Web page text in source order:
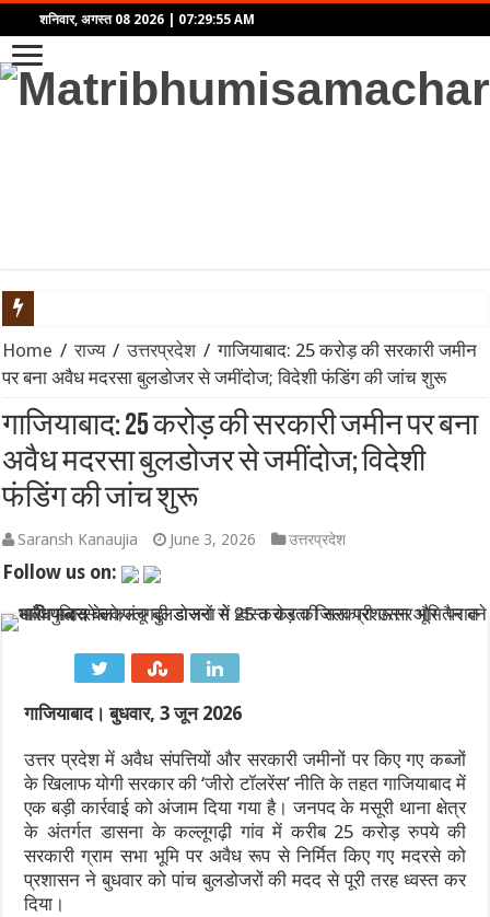
शनिवार, अगस्त 08 2026 07:29:55 AM
UPI MDR Rules Update: क्या PhonePe, GPay और Paytm से पैसे
भारत-बांग्लादेश क्रिकेट सीरीज 2026 पर फिर मंडराए काले बादल: क्या
AFG vs IRE 2nd ODI: राशिद खान का फिरकी का जादू,
उत्तर प्रदेश सहित देशभर में फिर सक्रिय हुआ मानसून: कानपुर में 9 अगस्त
LEAP India IPO: ₹2,480 करोड़ का आईपीओ खुला, KKR समर्थित
SGB 2020-21 Series-XI: समय से पहले भुनाने (Premature
प्रहार: द उज्ज्वल निकम स्टोरी – कसाब केस से लेकर कोर्टरूम ड्रामे तक,
भारत का Model BIT: विदेशी निवेश सुरक्षा और नीतिगत स्वायत्तता के
भारत-चीन सीमा वार्ता 2026: LAC पर शांति और कूटनीतिक संवाद का
कच्चे तेल की चमक और डॉलर के दबाव के बीच मैदान में उतरा RBI: जानिए
Home / राज्य / उत्तरप्रदेश / गाजियाबाद: 25 करोड़ की सरकारी जमीन
पर बना अवैध मदरसा बुलडोजर से जमींदोज; विदेशी फंडिंग की जांच शुरू
गाजियाबाद: 25 करोड़ की सरकारी जमीन पर बना
अवैध मदरसा बुलडोजर से जमींदोज; विदेशी
फंडिंग की जांच शुरू
Saransh Kanaujia June 3, 2026 उत्तरप्रदेश
Follow us on:
गाजियाबाद। बुधवार, 3 जून 2026
उत्तर प्रदेश में अवैध संपत्तियों और सरकारी जमीनों पर किए गए कब्जों
के खिलाफ योगी सरकार की ‘जीरो टॉलरेंस’ नीति के तहत गाजियाबाद में
एक बड़ी कार्रवाई को अंजाम दिया गया है। जनपद के मसूरी थाना क्षेत्र
के अंतर्गत डासना के कल्लूगढ़ी गांव में करीब 25 करोड़ रुपये की
सरकारी ग्राम सभा भूमि पर अवैध रूप से निर्मित किए गए मदरसे को
प्रशासन ने बुधवार को पांच बुलडोजरों की मदद से पूरी तरह ध्वस्त कर
दिया।